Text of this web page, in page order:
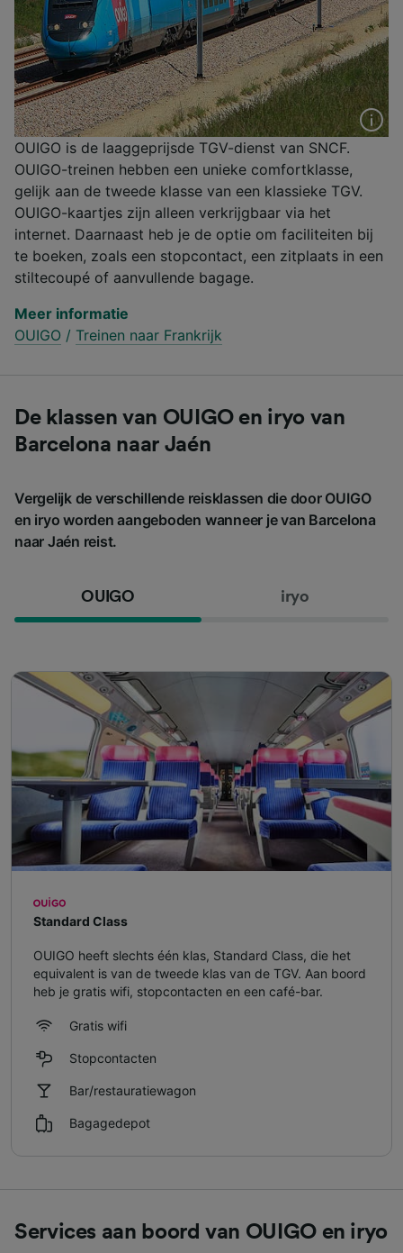
OUIGO is de laaggeprijsde TGV-dienst van SNCF.
OUIGO-treinen hebben een unieke comfortklasse,
gelijk aan de tweede klasse van een klassieke TGV.
OUIGO-kaartjes zijn alleen verkrijgbaar via het
internet. Daarnaast heb je de optie om faciliteiten bij
te boeken, zoals een stopcontact, een zitplaats in een
stiltecoupé of aanvullende bagage.
Meer informatie
OUIGO / Treinen naar Frankrijk
De klassen van OUIGO en iryo van
Barcelona naar Jaén
Vergelijk de verschillende reisklassen die door OUIGO
en iryo worden aangeboden wanneer je van Barcelona
naar Jaén reist.
OUIGO iryo
Standard Class
OUIGO heeft slechts één klas, Standard Class, die het
equivalent is van de tweede klas van de TGV. Aan boord
heb je gratis wifi, stopcontacten en een café-bar.
Gratis wifi
Stopcontacten
Bar/restauratiewagon
Bagagedepot
Services aan boord van OUIGO en iryo